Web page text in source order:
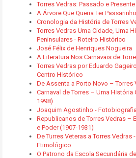
Torres Vedras: Passado e Presente
A Árvore Que Queria Ter
Cronologia da História de Torres
Torres Vedras Uma Cidade, Uma
Peninsulares - Roteiro Histórico
José Félix de Henriques Nogueira
A Literatura Nos Carnavais de
Torres Vedras por Eduardo
Centro Histórico
De Assenta a Porto Novo – Torres
Carnaval de Torres – Uma História
1998)
Joaquim Agostinho - Fotobiografia
Republicanos de Torres Vedras –
e Poder (1907-1931)
De Turres Veteras a Torres Vedras
Etimológico
O Patrono da Escola Secundária